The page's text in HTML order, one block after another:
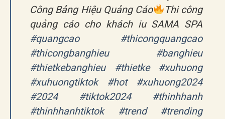
Công Bảng Hiệu Quảng Cáo
Thi công
quảng cáo cho khách iu SAMA SPA
#quangcao
#thicongquangcao
#thicongbanghieu
#banghieu
#thietkebanghieu
#thietke
#xuhuong
#xuhuongtiktok
#hot
#xuhuong2024
#2024
#tiktok2024
#thinhhanh
#thinhhanhtiktok
#trend
#trending